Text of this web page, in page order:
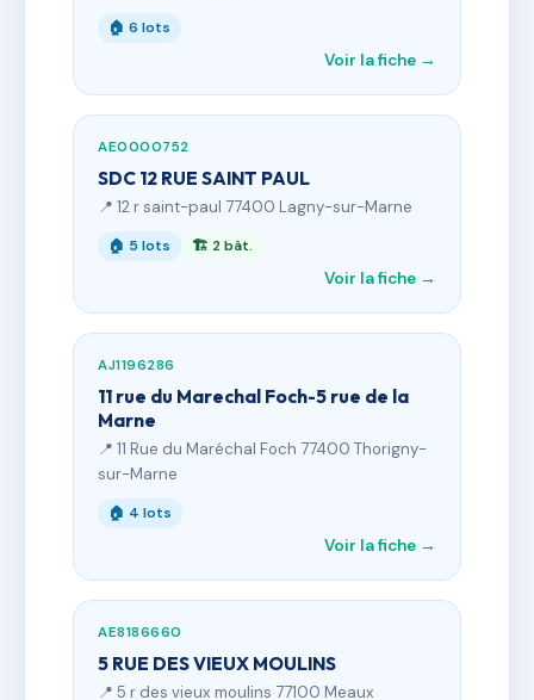
🏠 6 lots
Voir la fiche →
AE0000752
SDC 12 RUE SAINT PAUL
📍 12 r saint-paul 77400 Lagny-sur-Marne
🏠 5 lots 🏗 2 bât.
Voir la fiche →
AJ1196286
11 rue du Marechal Foch-5 rue de la
Marne
📍 11 Rue du Maréchal Foch 77400 Thorigny-
sur-Marne
🏠 4 lots
Voir la fiche →
AE8186660
5 RUE DES VIEUX MOULINS
📍 5 r des vieux moulins 77100 Meaux